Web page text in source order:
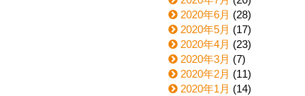
2020年6月 (28)
2020年5月 (17)
2020年4月 (23)
2020年3月 (7)
2020年2月 (11)
2020年1月 (14)